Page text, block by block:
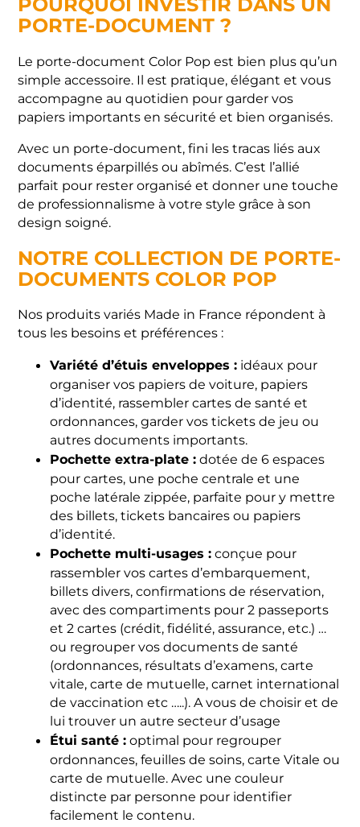
PORTE-DOCUMENT ?
Le porte-document Color Pop est bien plus qu’un
simple accessoire. Il est pratique, élégant et vous
accompagne au quotidien pour garder vos
papiers importants en sécurité et bien organisés.
Avec un porte-document, fini les tracas liés aux
documents éparpillés ou abîmés. C’est l’allié
parfait pour rester organisé et donner une touche
de professionnalisme à votre style grâce à son
design soigné.
NOTRE COLLECTION DE PORTE-
DOCUMENTS COLOR POP
Nos produits variés Made in France répondent à
tous les besoins et préférences :
Variété d’étuis enveloppes : idéaux pour
organiser vos papiers de voiture, papiers
d’identité, rassembler cartes de santé et
ordonnances, garder vos tickets de jeu ou
autres documents importants.
Pochette extra-plate :dotée de 6 espaces
pour cartes, une poche centrale et une
poche latérale zippée, parfaite pour y mettre
des billets, tickets bancaires ou papiers
d’identité.
Pochette multi-usages :conçue pour
rassembler vos cartes d’embarquement,
billets divers, confirmations de réservation,
avec des compartiments pour 2 passeports
et 2 cartes (crédit, fidélité, assurance, etc.) …
ou regrouper vos documents de santé
(ordonnances, résultats d’examens, carte
vitale, carte de mutuelle, carnet international
de vaccination etc …..). A vous de choisir et de
lui trouver un autre secteur d’usage
Étui santé :optimal pour regrouper
ordonnances, feuilles de soins, carte Vitale ou
carte de mutuelle. Avec une couleur
distincte par personne pour identifier
facilement le contenu.